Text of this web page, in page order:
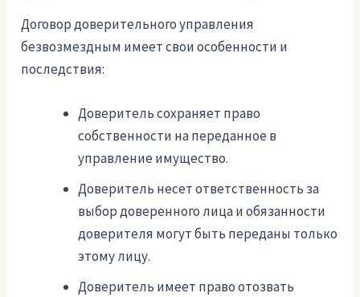
Договор доверительного управления
безвозмездным имеет свои особенности и
последствия:
Доверитель сохраняет право
собственности на переданное в
управление имущество.
Доверитель несет ответственность за
выбор доверенного лица и обязанности
доверителя могут быть переданы только
этому лицу.
Доверитель имеет право отозвать